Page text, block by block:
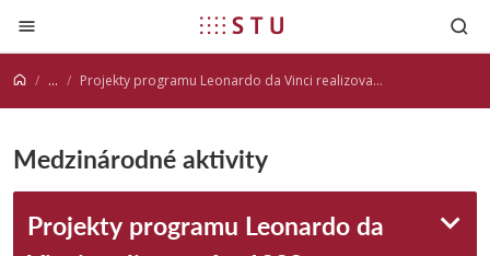
Prejsť na obsah
... Projekty programu Leonardo da Vinci realizované v 1998
Medzinárodné aktivity
Projekty programu Leonardo da